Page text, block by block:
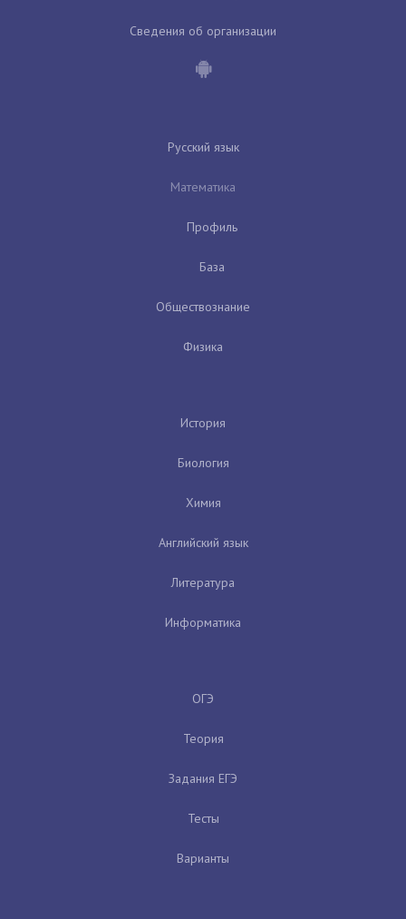
Сведения об организации
Русский язык
Математика
Профиль
База
Обществознание
Физика
История
Биология
Химия
Английский язык
Литература
Информатика
ОГЭ
Теория
Задания ЕГЭ
Тесты
Варианты